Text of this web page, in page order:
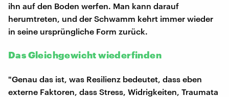
ihn auf den Boden werfen. Man kann darauf
herumtreten, und der Schwamm kehrt immer wieder
in seine ursprüngliche Form zurück.
Das Gleichgewicht wiederfinden
"Genau das ist, was Resilienz bedeutet, dass eben
externe Faktoren, dass Stress, Widrigkeiten, Traumata